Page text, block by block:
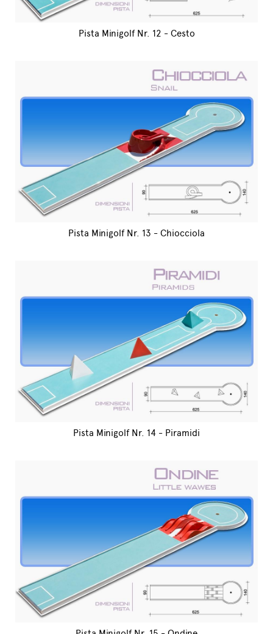
Pista Minigolf Nr. 12 - Cesto
Pista Minigolf Nr. 13 - Chiocciola
Pista Minigolf Nr. 14 - Piramidi